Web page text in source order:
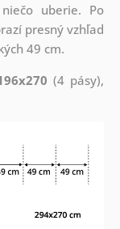
uberie. Po
presný vzhľad
49 cm.
(4 pásy),